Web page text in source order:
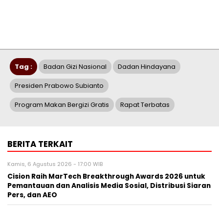
Tag : Badan Gizi Nasional Dadan Hindayana
Presiden Prabowo Subianto
Program Makan Bergizi Gratis Rapat Terbatas
BERITA TERKAIT
Kamis, 6 Agustus 2026 - 17:00 WIB
Cision Raih MarTech Breakthrough Awards 2026 untuk
Pemantauan dan Analisis Media Sosial, Distribusi Siaran
Pers, dan AEO